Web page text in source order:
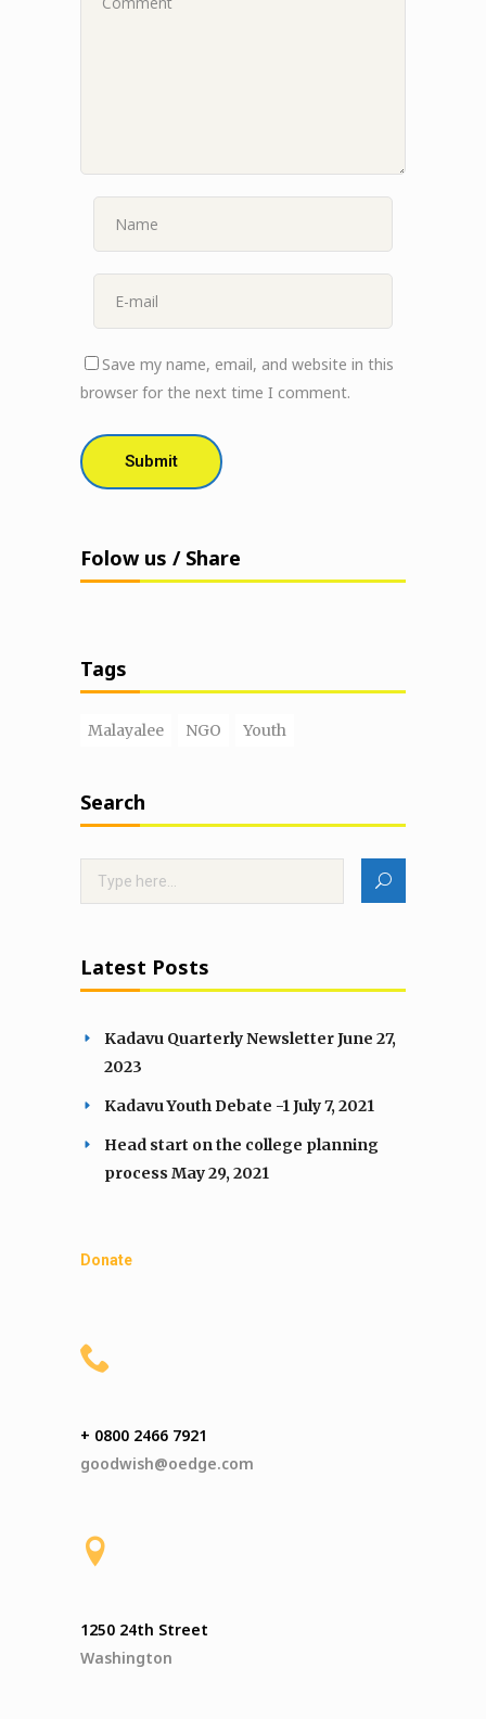
Save my name, email, and website in this
browser for the next time I comment.
Folow us / Share
Tags
Malayalee NGO Youth
Search
Latest Posts
Kadavu Quarterly NewsletterJune 27,
2023
Kadavu Youth Debate -1July 7, 2021
Head start on the college planning
process May 29, 2021
Donate
+ 0800 2466 7921
goodwish@oedge.com
1250 24th Street
Washington